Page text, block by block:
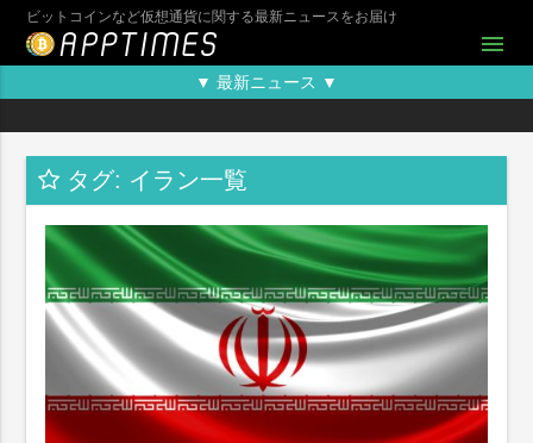
ビットコインなど仮想通貨に関する最新ニュースをお届け
menu
▼ 最新ニュース ▼
タグ: イラン一覧